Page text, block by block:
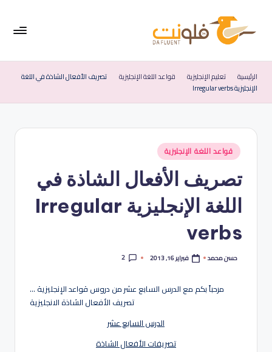
ون
ت
الإ
في
تعليم
الرئيسية تعليم الإنجليزية قواعد اللغة الإنجليزية
تصريف الأفعال الشاذة في اللغة
الإنجليزية Irregular verbs
نُشر
في
قواعد اللغة الإنجليزية
تصريف الأفعال الشاذة في
اللغة الإنجليزية Irregular
verbs
تمّ
حسن محمد فبراير 16, 2013 2
مرحباً بكم مع الدرس السابع عشر من دروس قواعد الإنجليزية …
تصريف الأفعال الشاذة الانجليزية
الدرس السابع عشر
تصريفات الأفعال الشاذة